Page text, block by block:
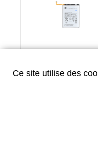
Ce site utilise des
GALAXY A23 5G